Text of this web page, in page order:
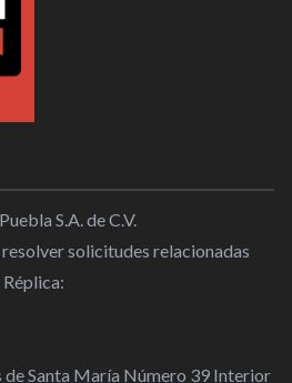
S.A. de C.V.
solicitudes relacionadas
de Santa María Número 39 Interior